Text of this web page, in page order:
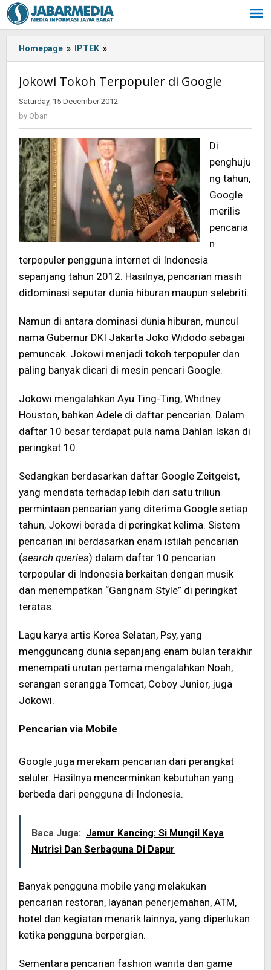
Skip
to
content
Homepage » IPTEK »
Tokoh
di
Google
Jokowi Tokoh Terpopuler di Google
Saturday, 15 December 2012
by Oban
Di
penghuju
ng tahun,
Google
merilis
pencaria
n
terpopuler pengguna internet di Indonesia
sepanjang tahun 2012. Hasilnya, pencarian masih
didominasi seputar dunia hiburan maupun selebriti.
Namun di antara dominasi dunia hiburan, muncul
nama Gubernur DKI Jakarta Joko Widodo sebagai
pemuncak. Jokowi menjadi tokoh terpopuler dan
paling banyak dicari di mesin pencari Google.
Jokowi mengalahkan Ayu Ting-Ting, Whitney
Houston, bahkan Adele di daftar pencarian. Dalam
daftar 10 besar terdapat pula nama Dahlan Iskan di
peringkat 10.
Sedangkan berdasarkan daftar Google Zeitgeist,
yang mendata terhadap lebih dari satu triliun
permintaan pencarian yang diterima Google setiap
tahun, Jokowi berada di peringkat kelima. Sistem
pencarian ini berdasarkan enam istilah pencarian
(search queries) dalam daftar 10 pencarian
terpopular di Indonesia berkaitan dengan musik
dan menempatkan “Gangnam Style” di peringkat
teratas.
Lagu karya artis Korea Selatan, Psy, yang
mengguncang dunia sepanjang enam bulan terakhir
menempati urutan pertama mengalahkan Noah,
serangan serangga Tomcat, Coboy Junior, juga
Jokowi.
Pencarian via Mobile
Google juga merekam pencarian dari perangkat
seluler. Hasilnya mencerminkan kebutuhan yang
berbeda dari pengguna di Indonesia.
Baca Juga: Jamur Kancing: Si Mungil Kaya
Nutrisi Dan Serbaguna Di Dapur
Banyak pengguna mobile yang melakukan
pencarian restoran, layanan penerjemahan, ATM,
hotel dan kegiatan menarik lainnya, yang diperlukan
ketika pengguna berpergian.
Sementara pencarian fashion wanita dan game